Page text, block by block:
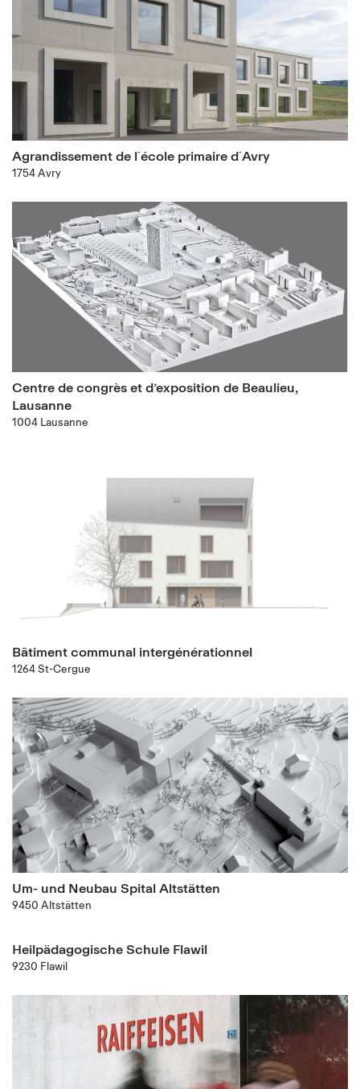
Agrandissement de l´école primaire d´Avry
1754 Avry
Centre de congrès et d’exposition de Beaulieu,
Lausanne
1004 Lausanne
Bâtiment communal intergénérationnel
1264 St-Cergue
Um- und Neubau Spital Altstätten
9450 Altstätten
Heilpädagogische Schule Flawil
9230 Flawil